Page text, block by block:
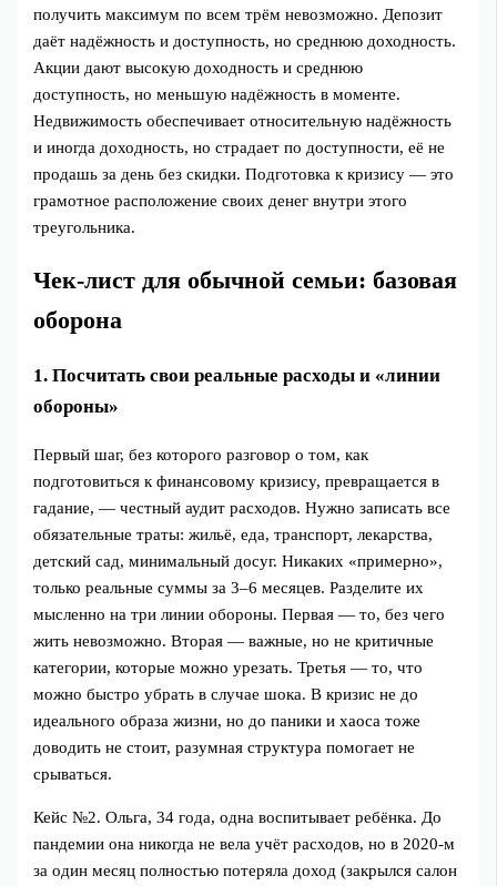
получить максимум по всем трём невозможно. Депозит
даёт надёжность и доступность, но среднюю доходность.
Акции дают высокую доходность и среднюю
доступность, но меньшую надёжность в моменте.
Недвижимость обеспечивает относительную надёжность
и иногда доходность, но страдает по доступности, её не
продашь за день без скидки. Подготовка к кризису — это
грамотное расположение своих денег внутри этого
треугольника.
Чек‑лист для обычной семьи: базовая
оборона
1. Посчитать свои реальные расходы и «линии
обороны»
Первый шаг, без которого разговор о том, как
подготовиться к финансовому кризису, превращается в
гадание, — честный аудит расходов. Нужно записать все
обязательные траты: жильё, еда, транспорт, лекарства,
детский сад, минимальный досуг. Никаких «примерно»,
только реальные суммы за 3–6 месяцев. Разделите их
мысленно на три линии обороны. Первая — то, без чего
жить невозможно. Вторая — важные, но не критичные
категории, которые можно урезать. Третья — то, что
можно быстро убрать в случае шока. В кризис не до
идеального образа жизни, но до паники и хаоса тоже
доводить не стоит, разумная структура помогает не
срываться.
Кейс №2. Ольга, 34 года, одна воспитывает ребёнка. До
пандемии она никогда не вела учёт расходов, но в 2020‑м
за один месяц полностью потеряла доход (закрылся салон